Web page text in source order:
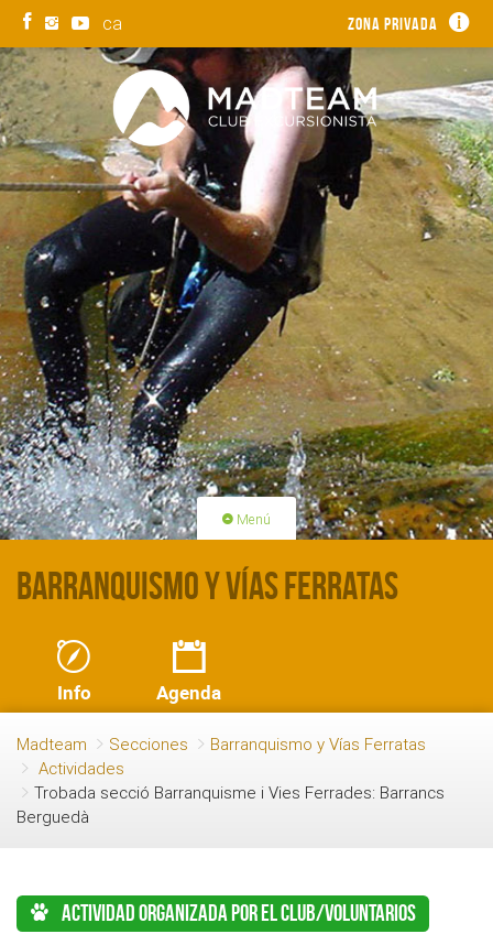
ca Zona privada
Menú
HAZTE SOCIO
Barranquismo y Vías Ferratas
Info Agenda
Madteam Secciones
Barranquismo y Vías Ferratas
Actividades
Trobada secció Barranquisme i Vies Ferrades: Barrancs
Berguedà
Actividad organizada por el club/voluntarios